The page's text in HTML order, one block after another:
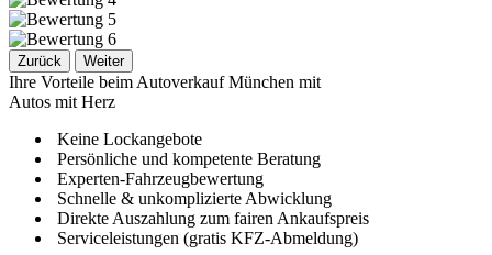
Zurück Weiter
Ihre Vorteile beim Autoverkauf München mit
Autos mit Herz
Keine Lockangebote
Persönliche und kompetente Beratung
Experten-Fahrzeugbewertung
Schnelle & unkomplizierte Abwicklung
Direkte Auszahlung zum fairen Ankaufspreis
Serviceleistungen (gratis KFZ-Abmeldung)